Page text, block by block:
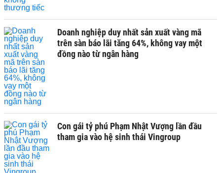
Doanh nghiệp duy nhất sản xuất vàng mã
trên sàn báo lãi tăng 64%, không vay một
đồng nào từ ngân hàng
Con gái tỷ phú Phạm Nhật Vượng lần đầu
tham gia vào hệ sinh thái Vingroup